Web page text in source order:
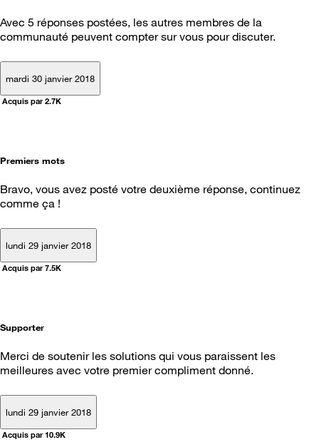
Avec 5 réponses postées, les autres membres de la
communauté peuvent compter sur vous pour discuter.
mardi 30 janvier 2018
Acquis par 2.7K
Premiers mots
Bravo, vous avez posté votre deuxième réponse, continuez
comme ça !
lundi 29 janvier 2018
Acquis par 7.5K
Supporter
Merci de soutenir les solutions qui vous paraissent les
meilleures avec votre premier compliment donné.
lundi 29 janvier 2018
Acquis par 10.9K